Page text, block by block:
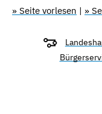
» Seite vorlesen | »